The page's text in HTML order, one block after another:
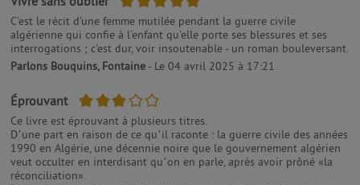
C'est le récit d'une femme mutilée pendant la guerre civile
algérienne qui confie à l'enfant qu'elle porte ses blessures et ses
interrogations ; c'est dur, voir insoutenable - un roman bouleversant.
Parlons Bouquins, Fontaine - Le 04 avril 2025 à 17:21
Éprouvant 3/5
Ce livre est éprouvant à plusieurs titres.
D’une part en raison de ce qu’il raconte : la guerre civile des années
1990 en Algérie, une décennie noire que le gouvernement algérien
veut occulter en interdisant qu’on en parle, après avoir prôné «la
réconciliation».